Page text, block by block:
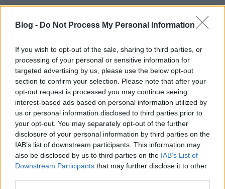
Blog - Do Not Process My Personal Information
If you wish to opt-out of the sale, sharing to third parties, or
processing of your personal or sensitive information for
targeted advertising by us, please use the below opt-out
section to confirm your selection. Please note that after your
opt-out request is processed you may continue seeing
interest-based ads based on personal information utilized by
us or personal information disclosed to third parties prior to
your opt-out. You may separately opt-out of the further
disclosure of your personal information by third parties on the
IAB’s list of downstream participants. This information may
also be disclosed by us to third parties on the IAB’s List of
Downstream Participants that may further disclose it to other